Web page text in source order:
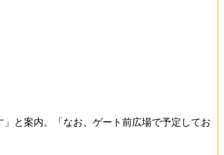
と案内。「なお、ゲート前広場で予定してお